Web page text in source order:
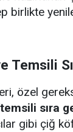
birlikte
Temsili
özel
sıra
gibi çiğ